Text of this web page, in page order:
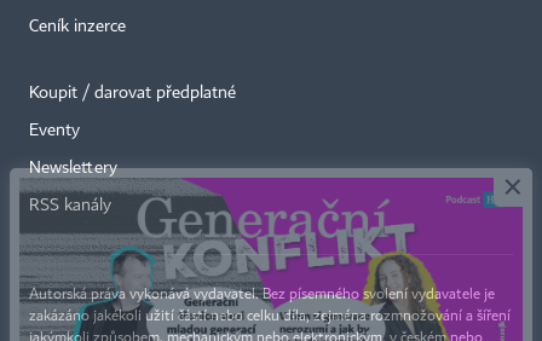
Ceník inzerce
Koupit / darovat předplatné
Eventy
Newslettery
RSS kanály
Autorská práva vykonává vydavatel. Bez písemného svolení vydavatele je
zakázáno jakékoli užití částí nebo celku díla, zejména rozmnožování a šíření